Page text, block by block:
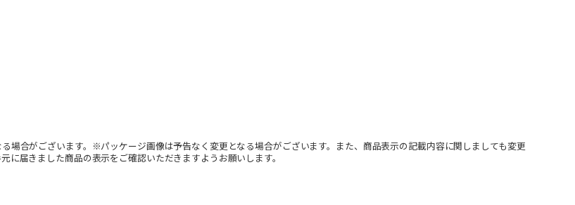
場合がございます。※パッケージ画像は予告なく変更となる場合がございます。また、商品表示の記載内容に関しましても変更
に届きました商品の表示をご確認いただきますようお願いします。